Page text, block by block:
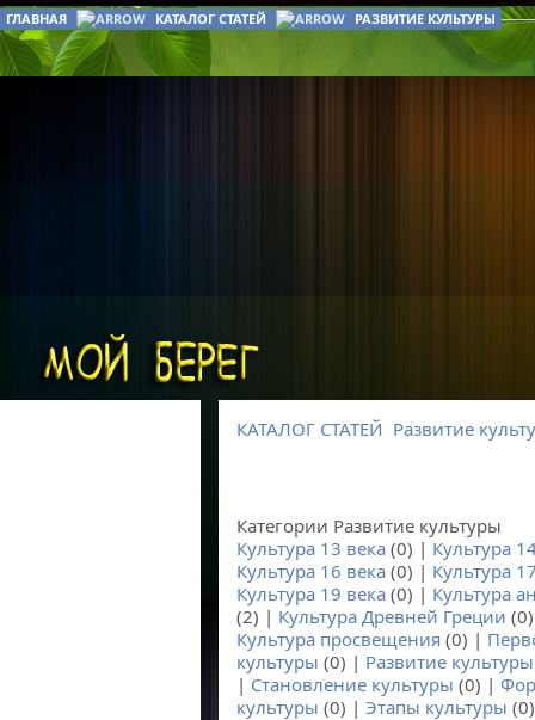
ГЛАВНАЯ КАТАЛОГ СТАТЕЙ РАЗВИТИЕ КУЛЬТУРЫ
КАТАЛОГ СТАТЕЙ Развитие
Категории Развитие культуры
Культура 13 века(0) | Культура
Культура 16 века(0) | Культура
Культура 19 века(0) | Культура
(2) | Культура Древней Греции
Культура просвещения (0) |
культуры (0) | Развитие культуры
| Становление культуры (0) |
культуры (0) | Этапы культуры (0)